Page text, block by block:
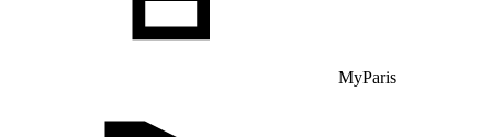
MyParis